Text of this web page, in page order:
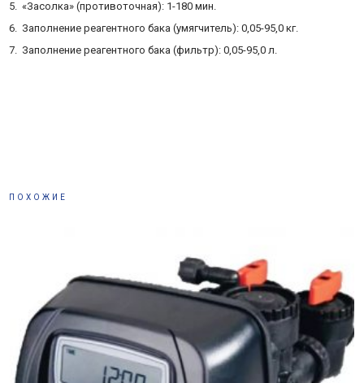
5. «Засолка» (противоточная): 1-180 мин.
6. Заполнение реагентного бака (умягчитель): 0,05-95,0 кг.
7. Заполнение реагентного бака (фильтр): 0,05-95,0 л.
ПОХОЖИЕ